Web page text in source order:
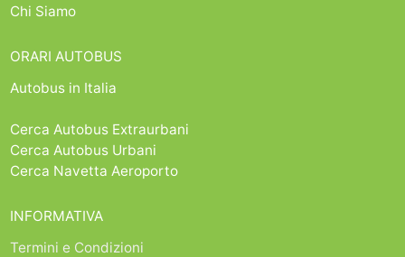
Chi Siamo
ORARI AUTOBUS
Autobus in Italia
Cerca Autobus Extraurbani
Cerca Autobus Urbani
Cerca Navetta Aeroporto
INFORMATIVA
Termini e Condizioni